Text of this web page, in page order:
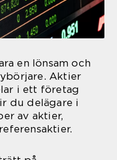
en lönsam och
Aktier
i ett företag
du delägare i
av aktier,